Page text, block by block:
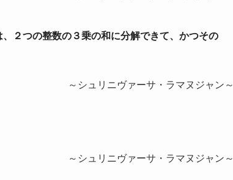
２つの整数の３乗の和に分解できて、かつその
～シュリニヴァーサ・ラマヌジャン～
～シュリニヴァーサ・ラマヌジャン～